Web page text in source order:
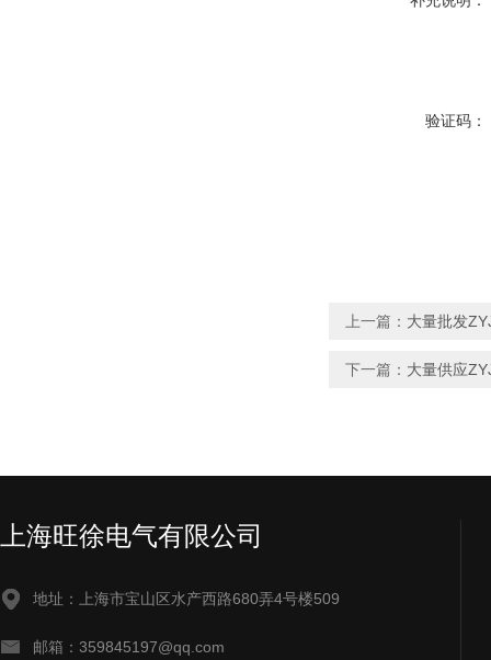
验证码：
上一篇： 大量批发
下一篇： 大量供应
上海旺徐电气有限公司
地址：上海市宝山区水产西路680弄4号楼509
邮箱：359845197@qq.com